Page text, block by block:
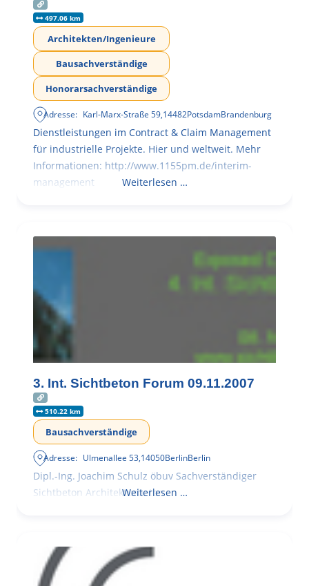
497.06 km
Architekten/Ingenieure
Bausachverständige
Honorarsachverständige
Adresse: Karl-Marx-Straße 59,14482PotsdamBrandenburg
Dienstleistungen im Contract & Claim Management
für industrielle Projekte. Hier und weltweit. Mehr
Informationen: http://www.1155pm.de/interim-
management
Weiterlesen …
3. Int. Sichtbeton Forum 09.11.2007
510.22 km
Bausachverständige
Adresse: Ulmenallee 53,14050BerlinBerlin
Dipl.-Ing. Joachim Schulz öbuv Sachverständiger
Sichtbeton Architekturbeton
Weiterlesen …